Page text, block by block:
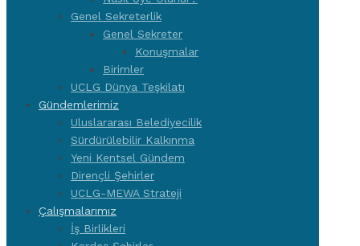
Genel Sekreterlik
Genel Sekreter
Konuşmalar
Birimler
UCLG Dünya Teşkilatı
Gündemlerimiz
Uluslararası Belediyecilik
Sürdürülebilir Kalkınma
Yeni Kentsel Gündem
Dirençli Şehirler
UCLG-MEWA Strateji
Çalışmalarımız
İş Birlikleri